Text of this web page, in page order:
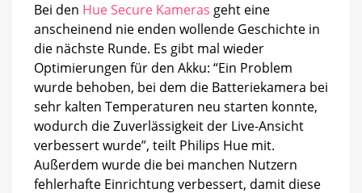
Bei den Hue Secure Kameras geht eine
anscheinend nie enden wollende Geschichte in
die nächste Runde. Es gibt mal wieder
Optimierungen für den Akku: “Ein Problem
wurde behoben, bei dem die Batteriekamera bei
sehr kalten Temperaturen neu starten konnte,
wodurch die Zuverlässigkeit der Live-Ansicht
verbessert wurde”, teilt Philips Hue mit.
Außerdem wurde die bei manchen Nutzern
fehlerhafte Einrichtung verbessert, damit diese